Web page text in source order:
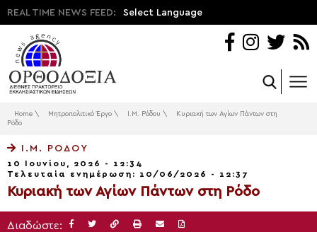
REAL TIME NEWS FEED: Select Language
Home \ Μητροπολιτικό Έργο \ Ι.Μ. Ρόδου \
Κυριακή των Αγίων Πάντων στη
Ρόδο
Ι.Μ. ΡΌΔΟΥ
10 Ιουνίου, 2026 - 12:34
Τελευταία ενημέρωση: 10/06/2026 - 12:37
Κυριακή των Αγίων Πάντων στη Ρόδο
Διαδώστε: